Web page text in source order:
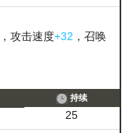
，攻击速度+32 ，召唤
持续
25